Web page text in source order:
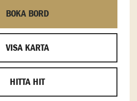
BOKA BORD
VISA KARTA
HITTA HIT